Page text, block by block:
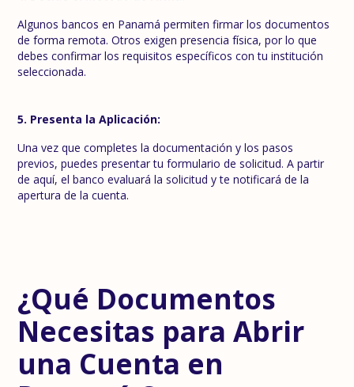
Algunos bancos en Panamá permiten firmar los documentos
de forma remota. Otros exigen presencia física, por lo que
debes confirmar los requisitos específicos con tu institución
seleccionada.
5. Presenta la Aplicación:
Una vez que completes la documentación y los pasos
previos, puedes presentar tu formulario de solicitud. A partir
de aquí, el banco evaluará la solicitud y te notificará de la
apertura de la cuenta.
¿Qué Documentos
Necesitas para Abrir
una Cuenta en